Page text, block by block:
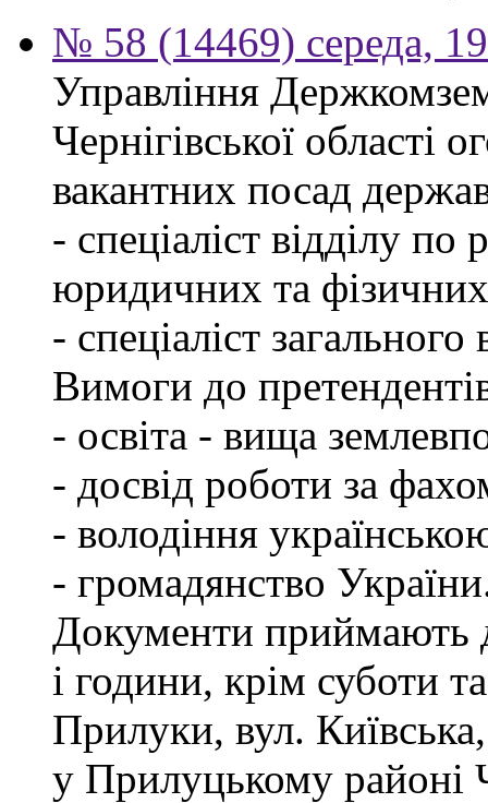
№ 58 (14469) середа,
Управління
Чернігівської області
вакантних посад
- спеціаліст відділу по
юридичних та
- спеціаліст загального
Вимоги до
- освіта - вища
- досвід роботи за
- володіння
- громадянство
Документи приймають
і години, крім суботи
Прилуки, вул.
у Прилуцькому районі